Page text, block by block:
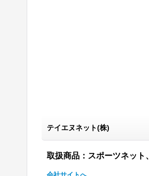
テイエヌネット(株)
取扱商品：スポーツネット